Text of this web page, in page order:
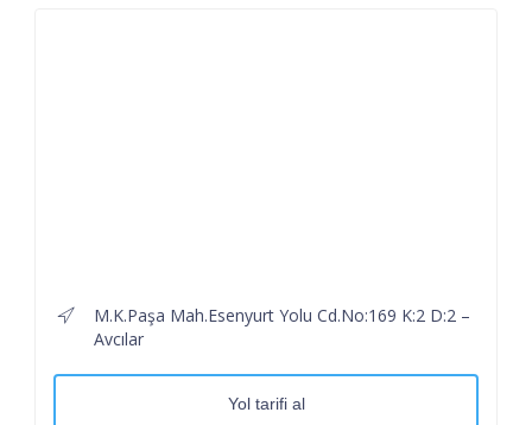
M.K.Paşa Mah.Esenyurt Yolu Cd.No:169 K:2 D:2 –
Avcılar
Yol tarifi al